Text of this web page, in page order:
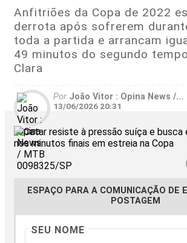
Anfitriões da Copa de 2022
derrota após sofrerem
toda a partida e arrancam
49 minutos do segundo
Clara
Por João Vitor : Opina News /...
13/06/2026 20:31
ESPAÇO PARA A COMUNICAÇÃO DE
POSTAGEM
SEU NOME